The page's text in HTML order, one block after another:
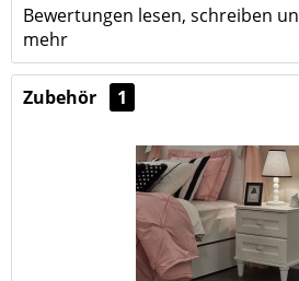
Bewertungen lesen, schreiben
mehr
Zubehör 1